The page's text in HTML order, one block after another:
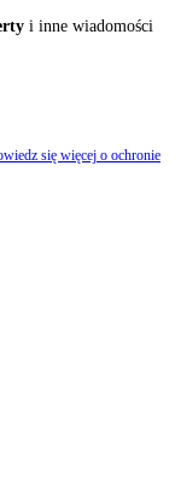
i inne wiadomości
się więcej o ochronie